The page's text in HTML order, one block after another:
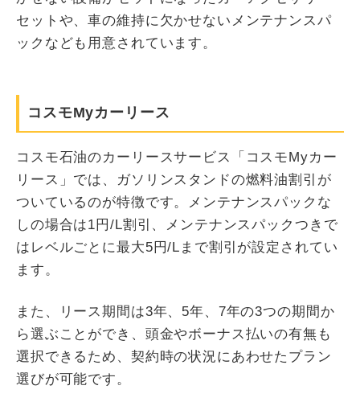
セットや、車の維持に欠かせないメンテナンスパ
ックなども用意されています。
コスモMyカーリース
コスモ石油のカーリースサービス「コスモMyカー
リース」では、ガソリンスタンドの燃料油割引が
ついているのが特徴です。メンテナンスパックな
しの場合は1円/L割引、メンテナンスパックつきで
はレベルごとに最大5円/Lまで割引が設定されてい
ます。
また、リース期間は3年、5年、7年の3つの期間か
ら選ぶことができ、頭金やボーナス払いの有無も
選択できるため、契約時の状況にあわせたプラン
選びが可能です。